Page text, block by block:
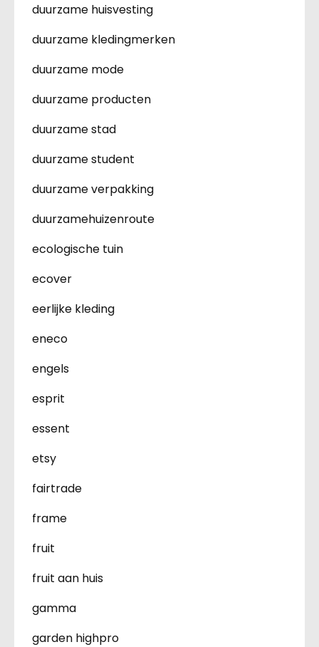
duurzame huisvesting
duurzame kledingmerken
duurzame mode
duurzame producten
duurzame stad
duurzame student
duurzame verpakking
duurzamehuizenroute
ecologische tuin
ecover
eerlijke kleding
eneco
engels
esprit
essent
etsy
fairtrade
frame
fruit
fruit aan huis
gamma
garden highpro